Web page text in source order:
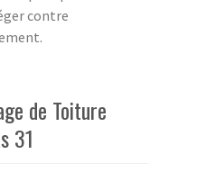
contre
de Toiture
31